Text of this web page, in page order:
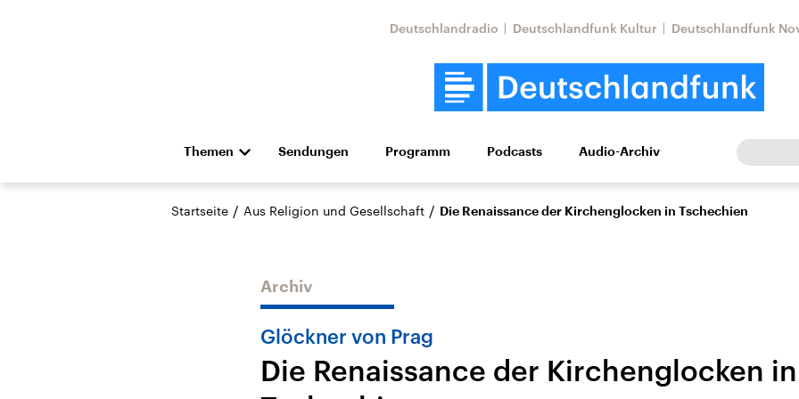
Deutschlandradio Deutschlandfunk Kultur Deutschlandfunk
Themen
Die Nachrichten Politik Wirtschaft Wissen Kultur Europa
Hörspiel und Feature Musik
Landtagswahl Sachsen-
USA
Nahostkonflikt
Iran
Sendungen Programm Podcasts Audio-Archiv
Startseite / Aus Religion und Gesellschaft / Die Renaissance der Kirchenglocken in Tschechien
Archiv
Glöckner von Prag
Die Renaissance der Kirchenglocken in